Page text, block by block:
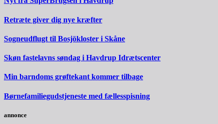
Retræte giver dig nye kræfter
Sogneudflugt til Bosjökloster i Skåne
Skøn fastelavns søndag i Havdrup Idrætscenter
Min barndoms grøftekant kommer tilbage
Børnefamiliegudstjeneste med fællesspisning
annonce